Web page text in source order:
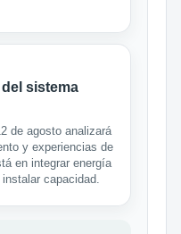
sistema
de agosto analizará
y experiencias de
en integrar energía
capacidad.